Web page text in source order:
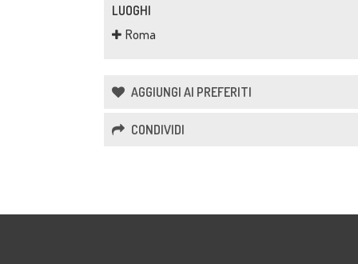
LUOGHI
Roma
AGGIUNGI AI PREFERITI
CONDIVIDI